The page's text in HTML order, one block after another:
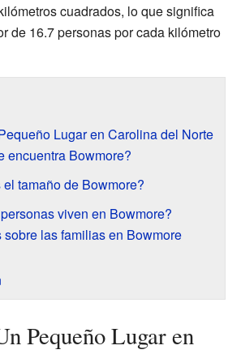
cuadrados, lo que significa
de 16.7 personas por cada kilómetro
Lugar en Carolina del Norte
encuentra Bowmore?
tamaño de Bowmore?
viven en Bowmore?
sobre las familias en Bowmore
Pequeño Lugar en